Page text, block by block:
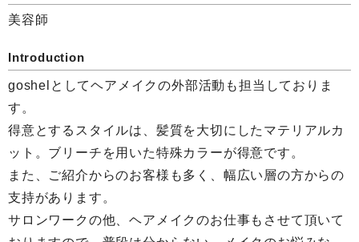
美容師
Introduction
goshelとしてヘアメイクの外部活動も担当しておりま
す。
得意とするスタイルは、髪質を大切にしたマテリアルカ
ット。ブリーチを用いた特殊カラーが得意です。
また、ご紹介からのお客様も多く、幅広い層の方からの
支持があります。
サロンワークの他、ヘアメイクのお仕事もさせて頂いて